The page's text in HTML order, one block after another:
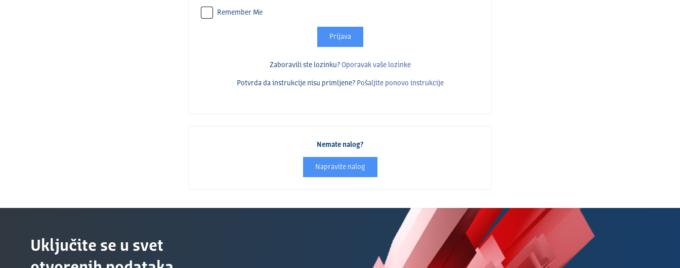
Remember Me
Prijava
Zaboravili ste lozinku? Oporavak vaše lozinke
Potvrda da instrukcije nisu primlјene? Pošalјite ponovo instrukcije
Nemate nalog?
Napravite nalog
Uključite se u svet